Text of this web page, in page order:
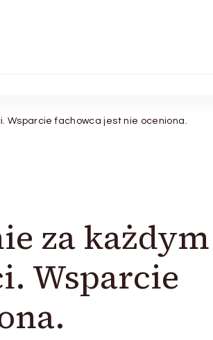
Wsparcie fachowca jest nie oceniona.
za każdym
Wsparcie